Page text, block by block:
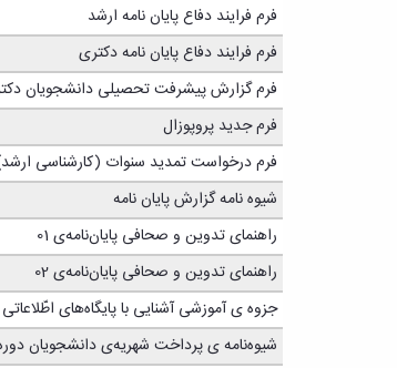
فرم فرایند دفاع پایان نامه ارشد
فرم فرایند دفاع پایان نامه دکتری
فرم گزارش پیشرفت تحصیلی دانشجویان
فرم جدید پروپوزال
فرم درخواست تمدید سنوات (کارشناسی
شیوه نامه گزارش پایان نامه
راهنمای تدوین و صحافی پایان‌نامه‌ی 01
راهنمای تدوین و صحافی پایان‌نامه‌ی 02
جزوه ی آموزشی آشنایی با پایگاه‌های اطّلاعاتی
شیوه‌نامه ی پرداخت شهریه‌ی دانشجویان